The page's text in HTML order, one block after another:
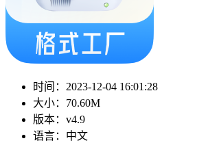
时间： 2023-12-04 16:01:28
大小： 70.60M
版本： v4.9
语言： 中文